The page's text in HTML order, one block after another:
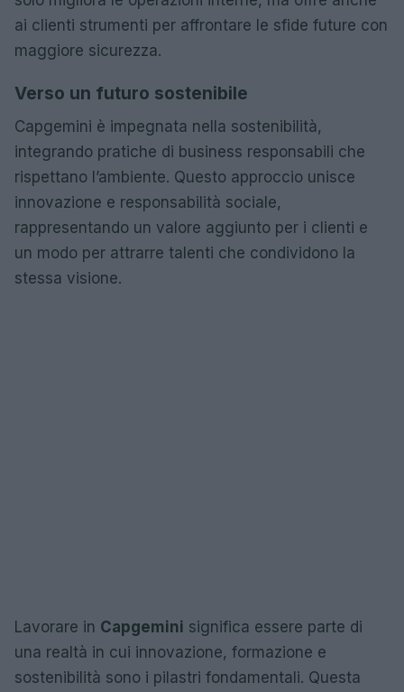
ai clienti strumenti per affrontare le sfide future con
maggiore sicurezza.
Verso un futuro sostenibile
Capgemini è impegnata nella sostenibilità,
integrando pratiche di business responsabili che
rispettano l’ambiente. Questo approccio unisce
innovazione e responsabilità sociale,
rappresentando un valore aggiunto per i clienti e
un modo per attrarre talenti che condividono la
stessa visione.
Lavorare in Capgemini significa essere parte di
una realtà in cui innovazione, formazione e
sostenibilità sono i pilastri fondamentali. Questa